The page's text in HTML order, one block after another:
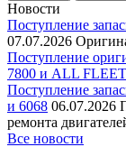
Новости
Поступление
07.07.2026
Поступление
7800 и ALL
Поступление
и 6068 06.07.2026
ремонта
Все новости